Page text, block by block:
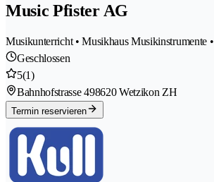
Music Pfister AG
Musikunterricht • Musikhaus Musikinstrumente
Geschlossen
5(1)
Bahnhofstrasse 498620 Wetzikon ZH
Termin reservieren